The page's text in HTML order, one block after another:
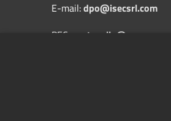
E-mail:dpo@isecsrl.com
PEC: